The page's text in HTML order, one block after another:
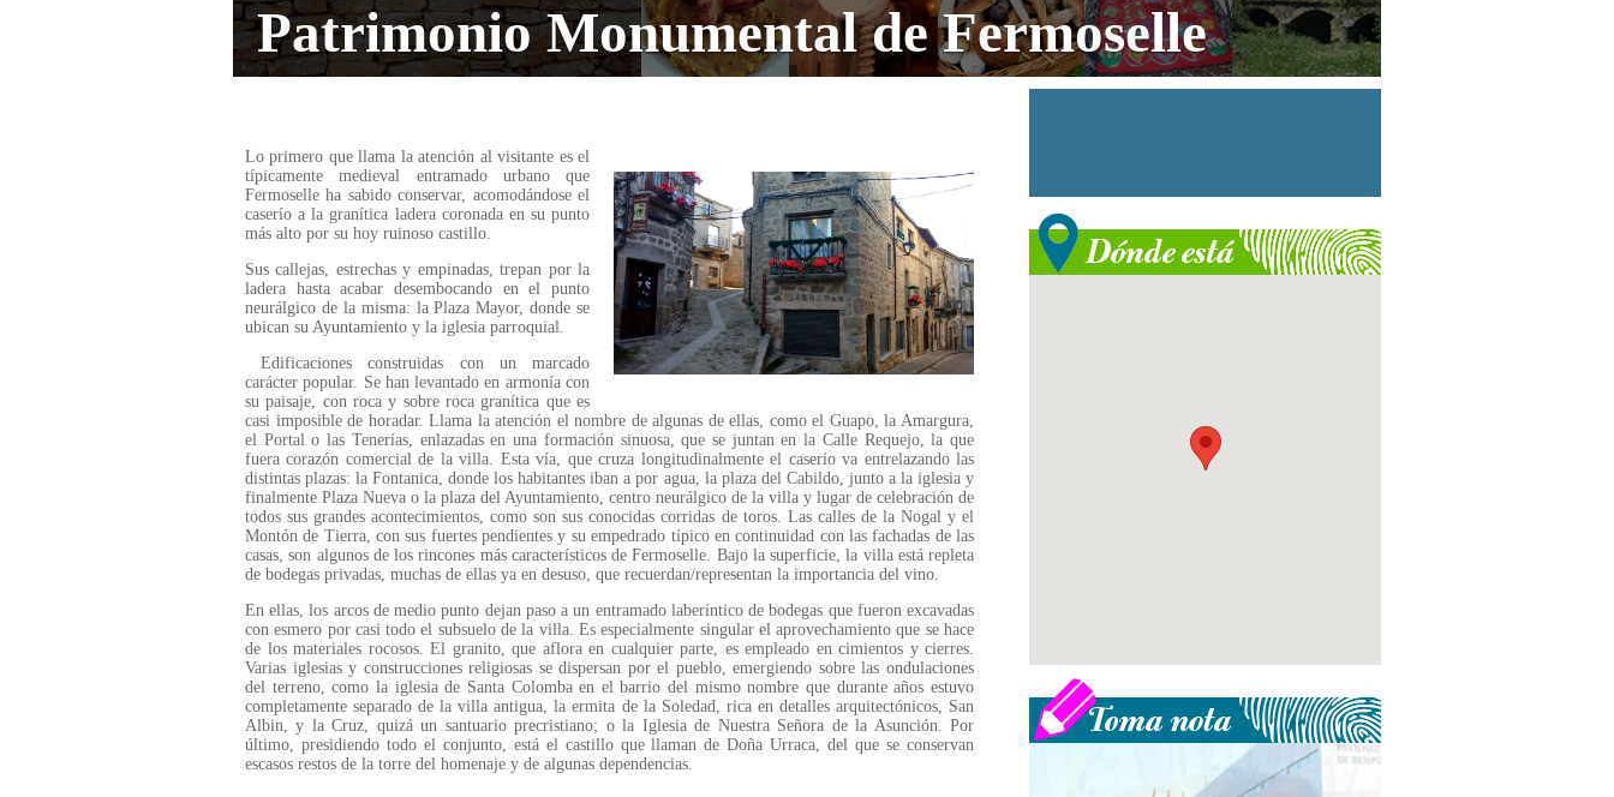
Patrimonio Monumental de Fermoselle
Lo primero que llama la atención al visitante es el
típicamente medieval entramado urbano que
Fermoselle ha sabido conservar, acomodándose el
caserío a la granítica ladera coronada en su punto
más alto por su hoy ruinoso castillo.
Sus callejas, estrechas y empinadas, trepan por la
ladera hasta acabar desembocando en el punto
neurálgico de la misma: la Plaza Mayor, donde se
ubican su Ayuntamiento y la iglesia parroquial.
Edificaciones construidas con un marcado
carácter popular. Se han levantado en armonía con
su paisaje, con roca y sobre roca granítica que es
casi imposible de horadar. Llama la atención el nombre de algunas de ellas, como el Guapo, la Amargura,
el Portal o las Tenerías, enlazadas en una formación sinuosa, que se juntan en la Calle Requejo, la que
fuera corazón comercial de la villa. Esta vía, que cruza longitudinalmente el caserío va entrelazando las
distintas plazas: la Fontanica, donde los habitantes iban a por agua, la plaza del Cabildo, junto a la iglesia y
finalmente Plaza Nueva o la plaza del Ayuntamiento, centro neurálgico de la villa y lugar de celebración de
todos sus grandes acontecimientos, como son sus conocidas corridas de toros. Las calles de la Nogal y el
Montón de Tierra, con sus fuertes pendientes y su empedrado típico en continuidad con las fachadas de las
casas, son algunos de los rincones más característicos de Fermoselle. Bajo la superficie, la villa está repleta
de bodegas privadas, muchas de ellas ya en desuso, que recuerdan/representan la importancia del vino.
En ellas, los arcos de medio punto dejan paso a un entramado laberíntico de bodegas que fueron excavadas
con esmero por casi todo el subsuelo de la villa. Es especialmente singular el aprovechamiento que se hace
de los materiales rocosos. El granito, que aflora en cualquier parte, es empleado en cimientos y cierres.
Varias iglesias y construcciones religiosas se dispersan por el pueblo, emergiendo sobre las ondulaciones
del terreno, como la iglesia de Santa Colomba en el barrio del mismo nombre que durante años estuvo
completamente separado de la villa antigua, la ermita de la Soledad, rica en detalles arquitectónicos, San
Albin, y la Cruz, quizá un santuario precristiano; o la Iglesia de Nuestra Señora de la Asunción. Por
último, presidiendo todo el conjunto, está el castillo que llaman de Doña Urraca, del que se conservan
escasos restos de la torre del homenaje y de algunas dependencias.